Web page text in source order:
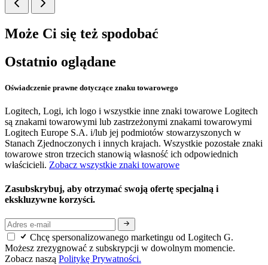
Może Ci się też spodobać
Ostatnio oglądane
Oświadczenie prawne dotyczące znaku towarowego
Logitech, Logi, ich logo i wszystkie inne znaki towarowe Logitech
są znakami towarowymi lub zastrzeżonymi znakami towarowymi
Logitech Europe S.A. i/lub jej podmiotów stowarzyszonych w
Stanach Zjednoczonych i innych krajach. Wszystkie pozostałe znaki
towarowe stron trzecich stanowią własność ich odpowiednich
właścicieli. Zobacz wszystkie znaki towarowe
Zasubskrybuj, aby otrzymać swoją ofertę specjalną i
ekskluzywne korzyści.
Chcę spersonalizowanego marketingu od Logitech G.
Możesz zrezygnować z subskrypcji w dowolnym momencie.
Zobacz naszą Politykę Prywatności.